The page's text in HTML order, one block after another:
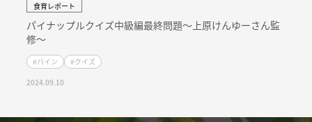
食育レポート
パイナップルクイズ中級編最終問題〜上原けんゆーさん監
修〜
#パイン
#クイズ
2024.09.10